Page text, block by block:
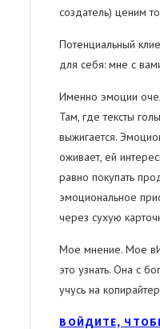
создатель) ценим
Потенциальный
для себя: мне с
Именно эмоции
Там, где тексты
выжигается.
оживает, ей
равно покупать
эмоциональное
через сухую
Мое мнение. Мое
это узнать. Она с
учусь на
ВОЙДИТЕ,